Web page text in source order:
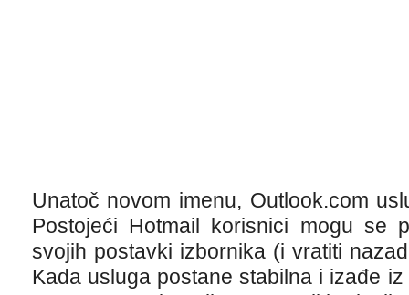
Unatoč novom imenu, Outlook.com
Postojeći Hotmail korisnici mogu se
svojih postavki izbornika (i vratiti
Kada usluga postane stabilna i izađe